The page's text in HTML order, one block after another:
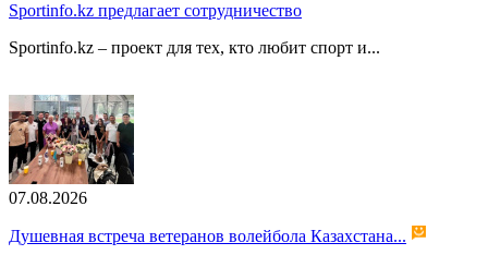
Sportinfo.kz предлагает сотрудничество
Sportinfo.kz – проект для тех, кто любит спорт и...
07.08.2026
Душевная встреча ветеранов волейбола Казахстана...